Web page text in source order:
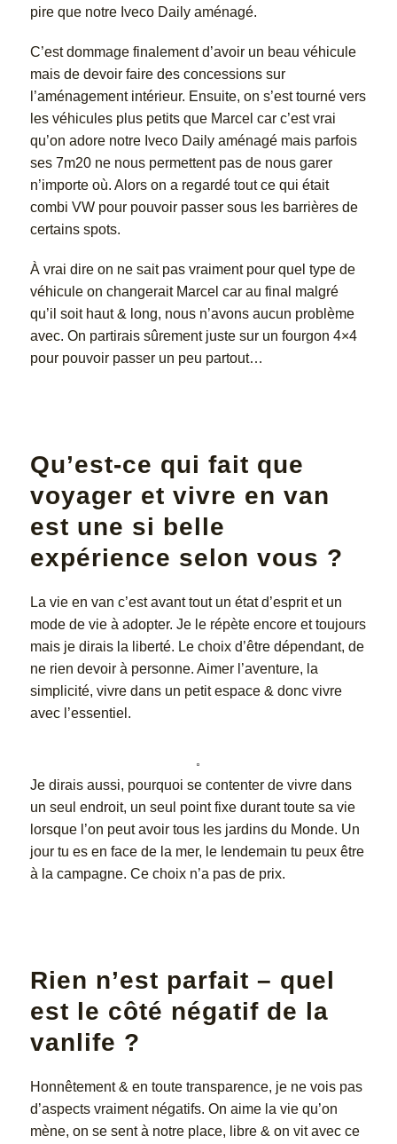
pire que notre Iveco Daily aménagé.
C’est dommage finalement d’avoir un beau véhicule
mais de devoir faire des concessions sur
l’aménagement intérieur. Ensuite, on s’est tourné vers
les véhicules plus petits que Marcel car c’est vrai
qu’on adore notre Iveco Daily aménagé mais parfois
ses 7m20 ne nous permettent pas de nous garer
n’importe où. Alors on a regardé tout ce qui était
combi VW pour pouvoir passer sous les barrières de
certains spots.
À vrai dire on ne sait pas vraiment pour quel type de
véhicule on changerait Marcel car au final malgré
qu’il soit haut & long, nous n’avons aucun problème
avec. On partirais sûrement juste sur un fourgon 4×4
pour pouvoir passer un peu partout…
Qu’est-ce qui fait que
voyager et vivre en van
est une si belle
expérience selon vous ?
La vie en van c’est avant tout un état d’esprit et un
mode de vie à adopter. Je le répète encore et toujours
mais je dirais la liberté. Le choix d’être dépendant, de
ne rien devoir à personne. Aimer l’aventure, la
simplicité, vivre dans un petit espace & donc vivre
avec l’essentiel.
Je dirais aussi, pourquoi se contenter de vivre dans
un seul endroit, un seul point fixe durant toute sa vie
lorsque l’on peut avoir tous les jardins du Monde. Un
jour tu es en face de la mer, le lendemain tu peux être
à la campagne. Ce choix n’a pas de prix.
Rien n’est parfait – quel
est le côté négatif de la
vanlife ?
Honnêtement & en toute transparence, je ne vois pas
d’aspects vraiment négatifs. On aime la vie qu’on
mène, on se sent à notre place, libre & on vit avec ce